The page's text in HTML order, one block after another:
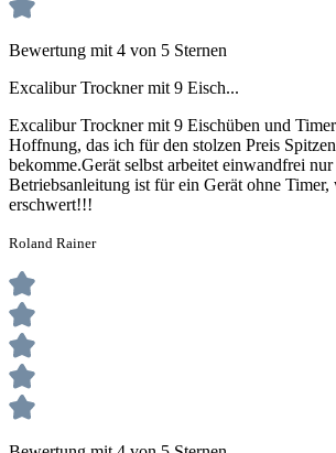
Bewertung mit 4 von 5 Sternen
Excalibur Trockner mit 9 Eisch...
Excalibur Trockner mit 9 Eischüben und
Hoffnung, das ich für den stolzen Preis
bekomme.Gerät selbst arbeitet einwandfrei
Betriebsanleitung ist für ein Gerät ohne
erschwert!!!
Roland Rainer